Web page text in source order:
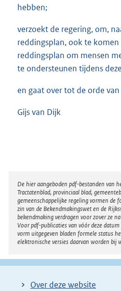
hebben;
verzoekt de regering, om,
reddingsplan, ook te komen
reddingsplan om mensen
te ondersteunen tijdens
en gaat over tot de orde
Gijs van Dijk
Disclaimer
De hier aangeboden pdf-bestanden van
Tractatenblad, provinciaal blad,
gemeenschappelijke regeling vormen de
zin van de Bekendmakingswet en de
bekendmaking verdragen voor zover ze
Voor pdf-publicaties van vóór deze
vorm uitgegeven bladen formele status
elektronische versies daarvan worden bij
Over deze website